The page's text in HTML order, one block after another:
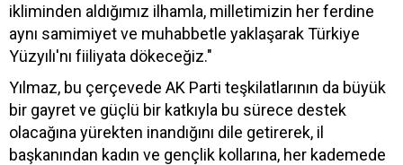
ikliminden aldığımız ilhamla, milletimizin her ferdine
aynı samimiyet ve muhabbetle yaklaşarak Türkiye
Yüzyılı'nı fiiliyata dökeceğiz."
Yılmaz, bu çerçevede AK Parti teşkilatlarının da büyük
bir gayret ve güçlü bir katkıyla bu sürece destek
olacağına yürekten inandığını dile getirerek, il
başkanından kadın ve gençlik kollarına, her kademede